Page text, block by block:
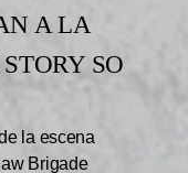
A LA
SO
la escena
Brigade